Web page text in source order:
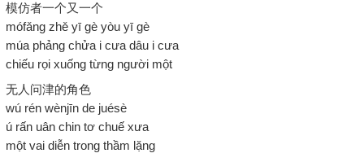
模仿者一个又一个
mófǎng zhě yī gè yòu yī gè
múa phảng chửa i cưa dâu i cưa
chiếu rọi xuống từng người một
无人问津的角色
wú rén wènjīn de juésè
ú rấn uân chin tơ chuế xưa
một vai diễn trong thầm lặng